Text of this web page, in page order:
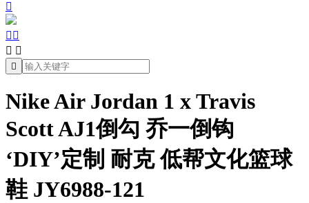

 
 

Nike Air Jordan 1 x Travis
Scott AJ1倒勾 乔一倒钩
‘DIY’定制 耐克 低帮文化篮球
鞋 JY6988-121